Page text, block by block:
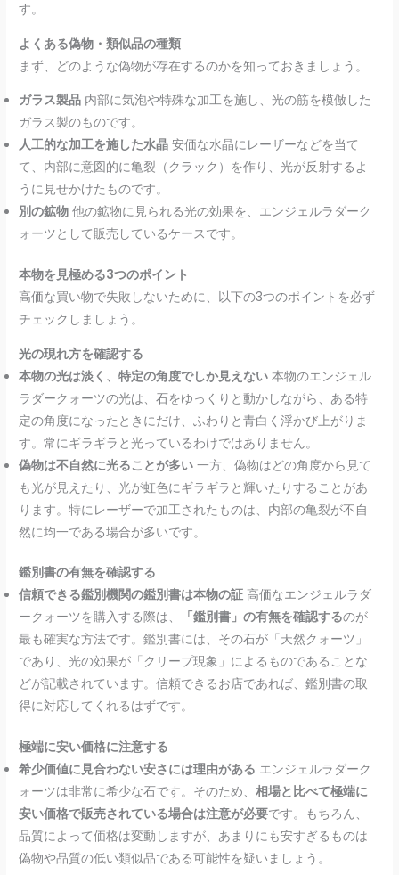
す。
よくある偽物・類似品の種類
まず、どのような偽物が存在するのかを知っておきましょう。
ガラス製品 内部に気泡や特殊な加工を施し、光の筋を模倣した
ガラス製のものです。
人工的な加工を施した水晶 安価な水晶にレーザーなどを当て
て、内部に意図的に亀裂（クラック）を作り、光が反射するよ
うに見せかけたものです。
別の鉱物 他の鉱物に見られる光の効果を、エンジェルラダーク
ォーツとして販売しているケースです。
本物を見極める3つのポイント
高価な買い物で失敗しないために、以下の3つのポイントを必ず
チェックしましょう。
光の現れ方を確認する
本物の光は淡く、特定の角度でしか見えない 本物のエンジェル
ラダークォーツの光は、石をゆっくりと動かしながら、ある特
定の角度になったときにだけ、ふわりと青白く浮かび上がりま
す。常にギラギラと光っているわけではありません。
偽物は不自然に光ることが多い 一方、偽物はどの角度から見て
も光が見えたり、光が虹色にギラギラと輝いたりすることがあ
ります。特にレーザーで加工されたものは、内部の亀裂が不自
然に均一である場合が多いです。
鑑別書の有無を確認する
信頼できる鑑別機関の鑑別書は本物の証 高価なエンジェルラダ
ークォーツを購入する際は、
「鑑別書」の有無を確認するのが
最も確実な方法です。鑑別書には、その石が「天然クォーツ」
であり、光の効果が「クリープ現象」によるものであることな
どが記載されています。信頼できるお店であれば、鑑別書の取
得に対応してくれるはずです。
極端に安い価格に注意する
希少価値に見合わない安さには理由がある エンジェルラダーク
ォーツは非常に希少な石です。そのため、相場と比べて極端に
安い価格で販売されている場合は注意が必要です。もちろん、
品質によって価格は変動しますが、あまりにも安すぎるものは
偽物や品質の低い類似品である可能性を疑いましょう。